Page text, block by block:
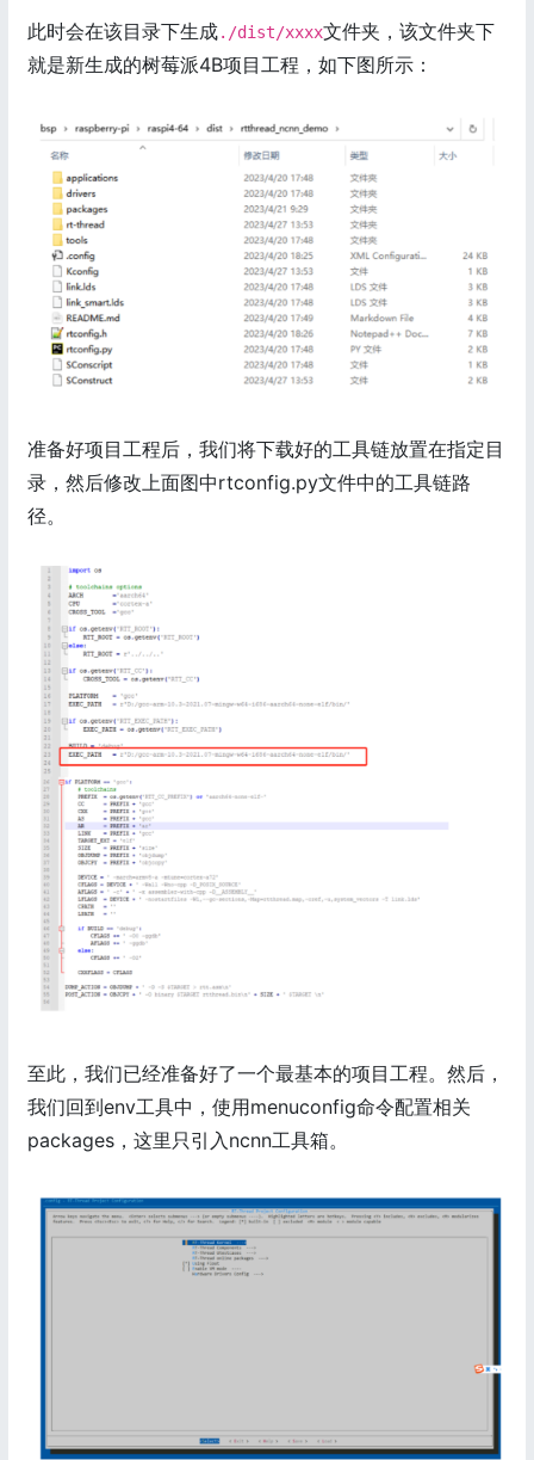
此时会在该目录下生成./dist/xxxx文件夹，该文件夹下
就是新生成的树莓派4B项目工程，如下图所示：
准备好项目工程后，我们将下载好的工具链放置在指定目
录，然后修改上面图中rtconfig.py文件中的工具链路
径。
至此，我们已经准备好了一个最基本的项目工程。然后，
我们回到env工具中，使用menuconfig命令配置相关
packages，这里只引入ncnn工具箱。